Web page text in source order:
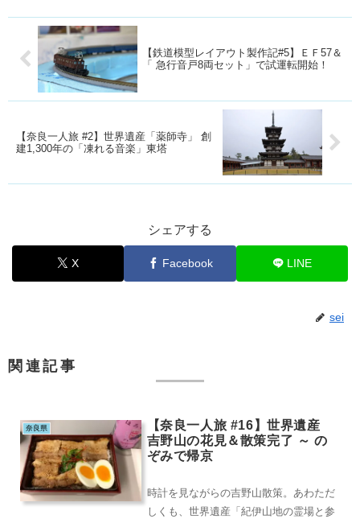
【鉄道模型レイアウト製作記#5】ＥＦ57＆
「 急行音戸8両セット」で試運転開始！
【奈良一人旅 #2】世界遺産「薬師寺」 創
建1,300年の「凍れる音楽」東塔
シェアする
X Facebook LINE
sei
関連記事
奈良県
【奈良一人旅 #16】世界遺産
吉野山の花見＆散策完了 ～ の
ぞみで帰京
時計を見ながらの吉野山散策。あわただ
しくも、世界遺産「紀伊山地の霊場と参